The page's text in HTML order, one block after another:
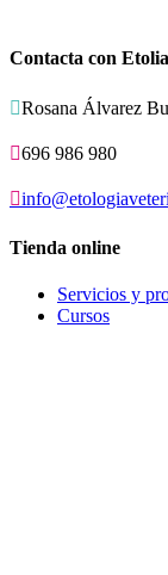
Contacta con Etolia
Rosana Álvarez
696 986 980

Tienda online
Servicios y
Cursos